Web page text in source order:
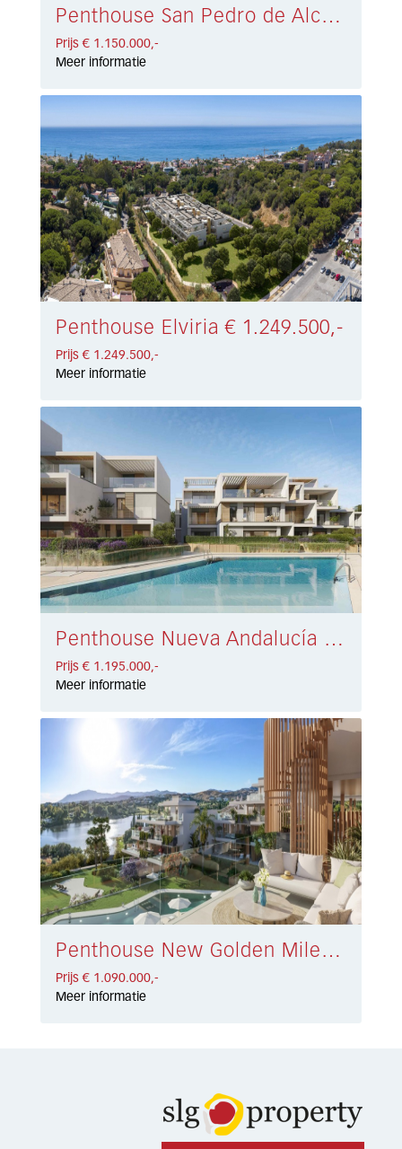
Penthouse San Pedro de Alcántara € 1.150.000,-
Prijs € 1.150.000,-
Meer informatie
Penthouse Elviria € 1.249.500,-
Prijs € 1.249.500,-
Meer informatie
Penthouse Nueva Andalucía € 1.195.000,-
Prijs € 1.195.000,-
Meer informatie
Penthouse New Golden Mile € 1.090.000,-
Prijs € 1.090.000,-
Meer informatie